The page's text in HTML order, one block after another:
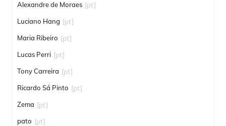
Alexandre de Moraes [pt]
Luciano Hang [pt]
Maria Ribeiro [pt]
Lucas Perri [pt]
Tony Carreira [pt]
Ricardo Sá Pinto [pt]
Zema [pt]
pato [pt]